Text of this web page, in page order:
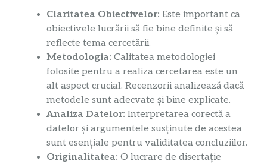
Claritatea Obiectivelor: Este important ca
obiectivele lucrării să fie bine definite și să
reflecte tema cercetării.
Metodologia: Calitatea metodologiei
folosite pentru a realiza cercetarea este un
alt aspect crucial. Recenzorii analizează dacă
metodele sunt adecvate și bine explicate.
Analiza Datelor: Interpretarea corectă a
datelor și argumentele susținute de acestea
sunt esențiale pentru validitatea concluziilor.
Originalitatea: O lucrare de disertație